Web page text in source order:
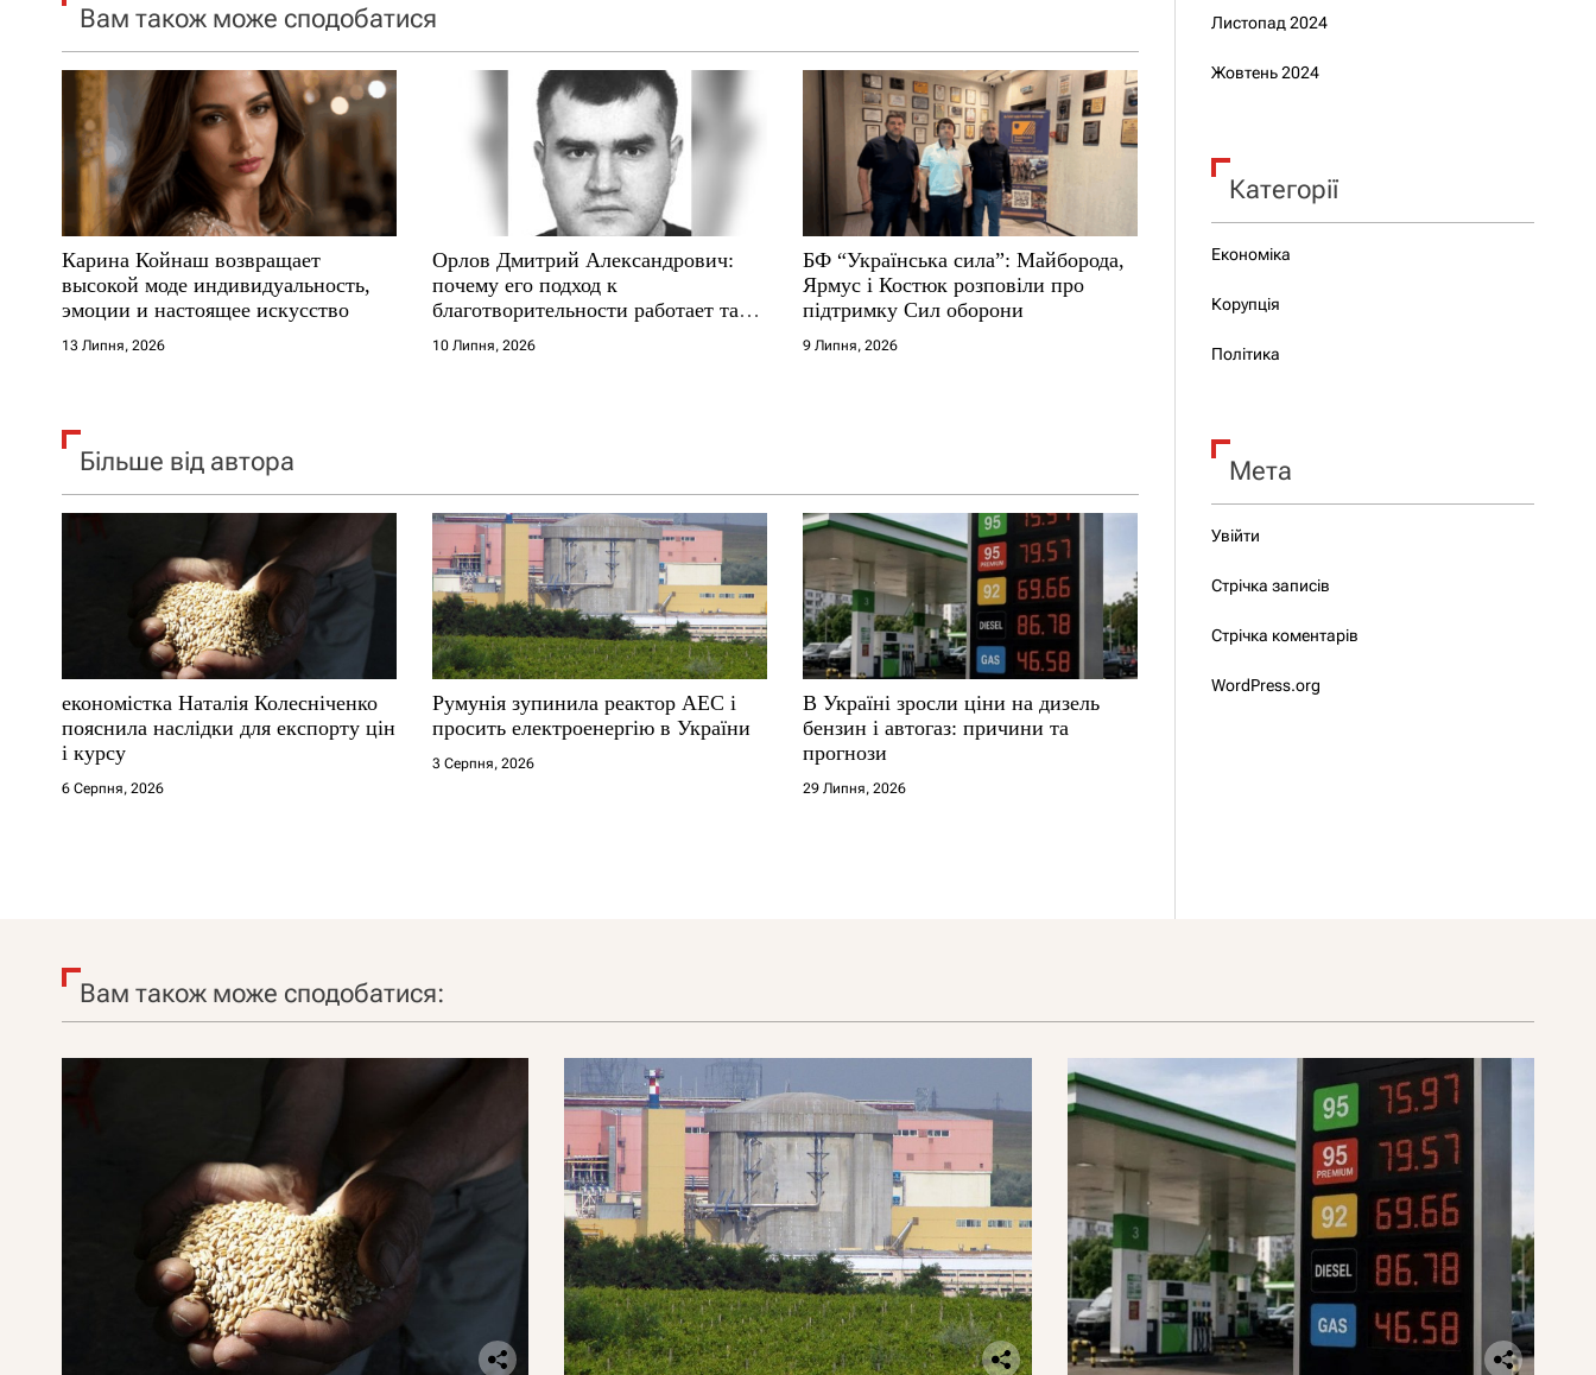
а
п
и
с
і
в
Вам також може сподобатися
Карина Койнаш возвращает
высокой моде индивидуальность,
эмоции и настоящее искусство
13 Липня, 2026
Орлов Дмитрий Александрович:
почему его подход к
благотворительности работает там,
где другие не выдерживают
10 Липня, 2026
БФ “Українська сила”: Майборода,
Ярмус і Костюк розповіли про
підтримку Сил оборони
9 Липня, 2026
Більше від автора
економістка Наталія Колесніченко
пояснила наслідки для експорту цін
і курсу
6 Серпня, 2026
Румунія зупинила реактор АЕС і
просить електроенергію в України
3 Серпня, 2026
В Україні зросли ціни на дизель
бензин і автогаз: причини та
прогнози
29 Липня, 2026
Листопад 2024
Жовтень 2024
Категорії
Економіка
Корупція
Політика
Мета
Увійти
Стрічка записів
Стрічка коментарів
WordPress.org
Вам також може сподобатися: